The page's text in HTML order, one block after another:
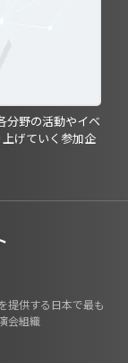
分野の活動やイベ
げていく参加企
提供する日本で最も
会組織